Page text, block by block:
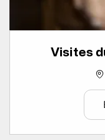
Visites